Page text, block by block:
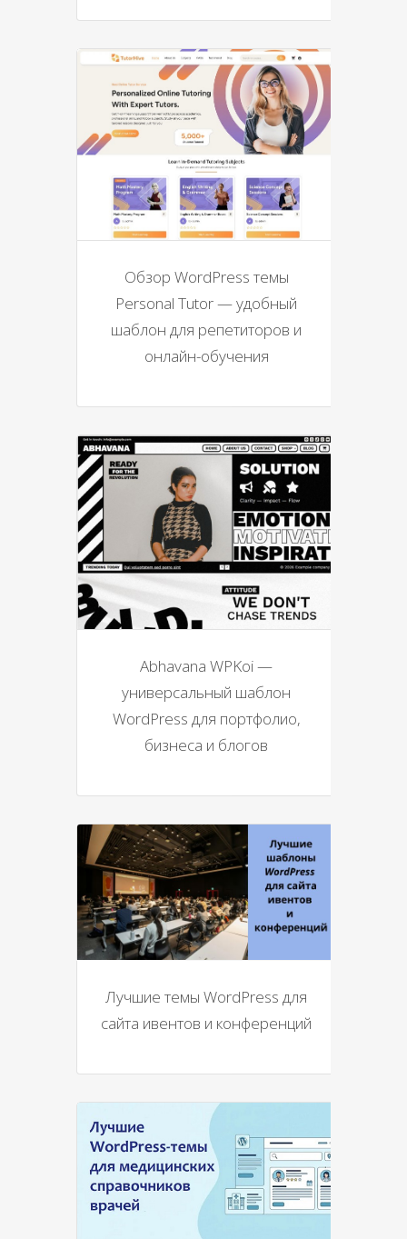
Обзор WordPress темы
Personal Tutor — удобный
шаблон для репетиторов и
онлайн-обучения
Abhavana WPKoi —
универсальный шаблон
WordPress для портфолио,
бизнеса и блогов
Лучшие темы WordPress для
сайта ивентов и конференций